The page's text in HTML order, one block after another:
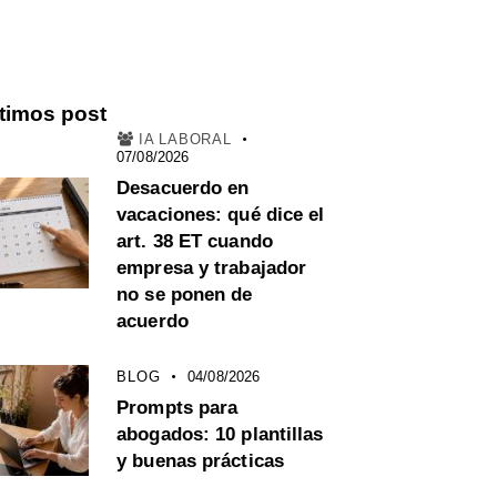
post
IA LABORAL
07/08/2026
Desacuerdo en
vacaciones: qué dice el
art. 38 ET cuando
empresa y trabajador
no se ponen de
acuerdo
BLOG 04/08/2026
Prompts para
abogados: 10 plantillas
y buenas prácticas